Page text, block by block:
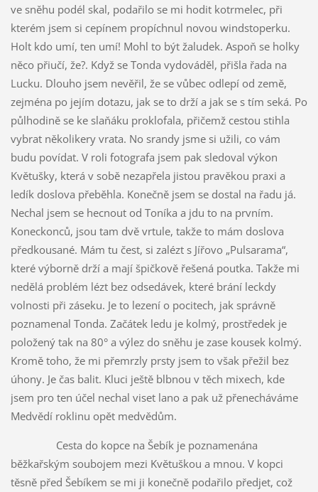
ve sněhu podél skal, podařilo se mi hodit kotrmelec, při
kterém jsem si cepínem propíchnul novou windstoperku.
Holt kdo umí, ten umí! Mohl to být žaludek. Aspoň se holky
něco přiučí, že?. Když se Tonda vydováděl, přišla řada na
Lucku. Dlouho jsem nevěřil, že se vůbec odlepí od země,
zejména po jejím dotazu, jak se to drží a jak se s tím seká. Po
půlhodině se ke slaňáku proklofala, přičemž cestou stihla
vybrat několikery vrata. No srandy jsme si užili, co vám
budu povídat. V roli fotografa jsem pak sledoval výkon
Květušky, která v sobě nezapřela jistou pravěkou praxi a
ledík doslova přeběhla. Konečně jsem se dostal na řadu já.
Nechal jsem se hecnout od Toníka a jdu to na prvním.
Koneckonců, jsou tam dvě vrtule, takže to mám doslova
předkousané. Mám tu čest, si zalézt s Jířovo „Pulsarama“,
které výborně drží a mají špičkově řešená poutka. Takže mi
nedělá problém lézt bez odsedávek, které brání leckdy
volnosti při záseku. Je to lezení o pocitech, jak správně
poznamenal Tonda. Začátek ledu je kolmý, prostředek je
položený tak na 80° a výlez do sněhu je zase kousek kolmý.
Kromě toho, že mi přemrzly prsty jsem to však přežil bez
úhony. Je čas balit. Kluci ještě blbnou v těch mixech, kde
jsem pro ten účel nechal viset lano a pak už přenecháváme
Medvědí roklinu opět medvědům.
Cesta do kopce na Šebík je poznamenána
běžkařským soubojem mezi Květuškou a mnou. V kopci
těsně před Šebíkem se mi ji konečně podařilo předjet, což